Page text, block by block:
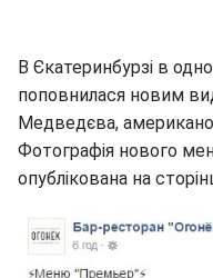
В Єкатеринбурзі в
поповнилася новим
Медведєва, американо
Фотографія нового
опублікована на